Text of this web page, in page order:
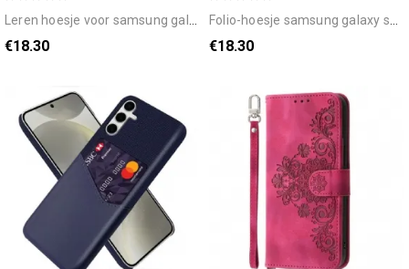
leren hoesje voor samsung galaxy s25 plus 5g lcimeeke
€18.30
folio-hoesje samsung galaxy s25 plus 5g telefoonhoesje vlinderprint met bandje
€18.30